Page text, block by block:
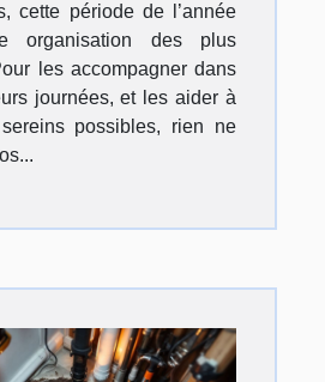
cette période de l’année
organisation des plus
les accompagner dans
journées, et les aider à
possibles, rien ne